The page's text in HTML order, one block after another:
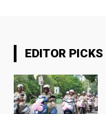
EDITOR PICKS